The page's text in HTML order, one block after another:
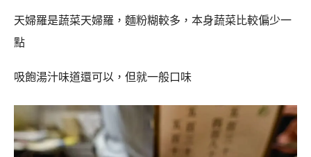
天婦羅是蔬菜天婦羅，麵粉糊較多，本身蔬菜比較偏少一
點
吸飽湯汁味道還可以，但就一般口味